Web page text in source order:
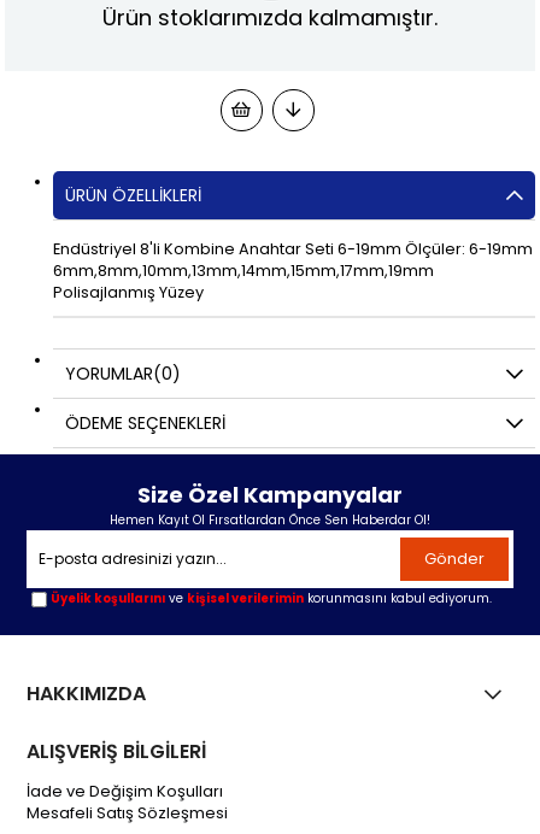
Ürün stoklarımızda kalmamıştır.
ÜRÜN ÖZELLIKLERI
Endüstriyel 8'li Kombine Anahtar Seti 6-19mm Ölçüler: 6-19mm
6mm,8mm,10mm,13mm,14mm,15mm,17mm,19mm
Polisajlanmış Yüzey
YORUMLAR(0)
ÖDEME SEÇENEKLERI
Size Özel Kampanyalar
Hemen Kayıt Ol Fırsatlardan Önce Sen Haberdar Ol!
Gönder
Üyelik koşullarını ve kişisel verilerimin korunmasını kabul ediyorum.
HAKKIMIZDA
ALIŞVERİŞ BİLGİLERİ
İade ve Değişim Koşulları
Mesafeli Satış Sözleşmesi